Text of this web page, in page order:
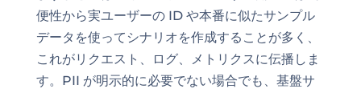
便性から実ユーザーの ID や本番に似たサンプル
データを使ってシナリオを作成することが多く、
これがリクエスト、ログ、メトリクスに伝播しま
す。PII が明示的に必要でない場合でも、基盤サ